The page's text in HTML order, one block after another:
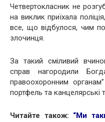
Четвертокласник не
на виклик приїхала
все, що відбулося, чим
злочинця.
За такий сміливий
справ нагородили
правоохоронним
портфель та канцелярські
Читайте також: “Ми